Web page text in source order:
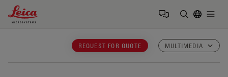
Leica Microsystems Logo
REQUEST FOR QUOTE MULTIMEDIA